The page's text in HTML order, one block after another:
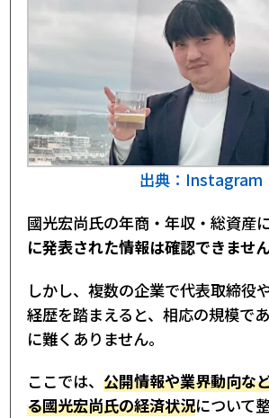
出典：Instagram
國光宏尚氏の年商・年収・総資産に
に発表された情報は確認できませ
しかし、複数の企業で代表取締役
経歴を踏まえると、相応の規模で
に難くありません。
ここでは、 公開情報や業界動向な
る國光宏尚氏の経済状況について